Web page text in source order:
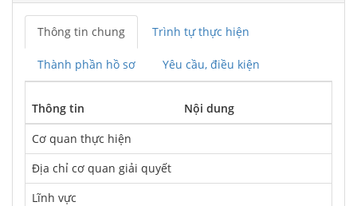
Thông tin chung Trình tự thực hiện
Thành phần hồ sơ Yêu cầu, điều kiện
Thông tin
Nội dung
Cơ quan thực hiện
Địa chỉ cơ quan giải quyết
Lĩnh vực